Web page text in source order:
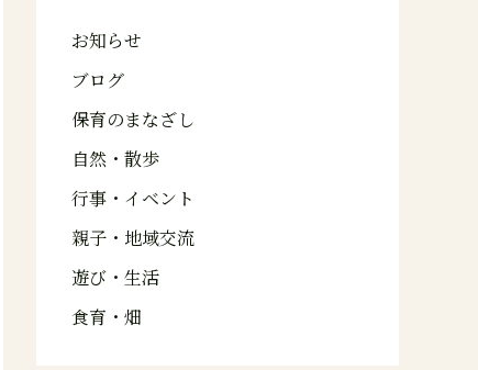
お知らせ
ブログ
保育のまなざし
自然・散歩
行事・イベント
親子・地域交流
遊び・生活
食育・畑